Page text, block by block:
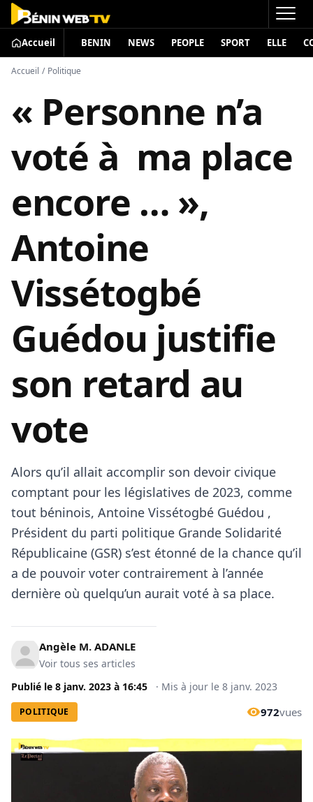
Accueil BENIN NEWS PEOPLE SPORT ELLE
Accueil / Politique
« Personne n’a
voté à ma place
encore … »,
Antoine
Vissétogbé
Guédou justifie
son retard au
vote
Alors qu’il allait accomplir son devoir civique
comptant pour les législatives de 2023, comme
tout béninois, Antoine Vissétogbé Guédou ,
Président du parti politique Grande Solidarité
Républicaine (GSR) s’est étonné de la chance qu’il
a de pouvoir voter contrairement à l’année
dernière où quelqu’un aurait voté à sa place.
Angèle M. ADANLE
Voir tous ses articles
Publié le 8 janv. 2023 à 16:45 · Mis à jour le 8 janv. 2023
POLITIQUE 972vues